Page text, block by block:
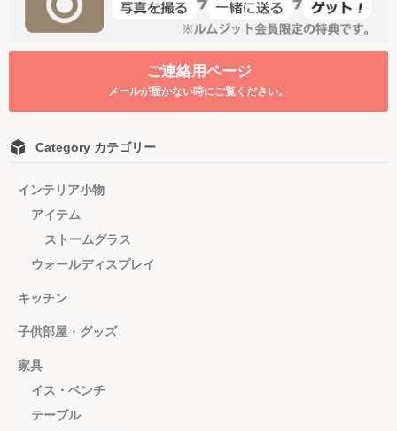
ご連絡用ページ
メールが届かない時にご覧ください。
Category カテゴリー
インテリア小物
アイテム
ストームグラス
ウォールディスプレイ
キッチン
子供部屋・グッズ
家具
イス・ベンチ
テーブル